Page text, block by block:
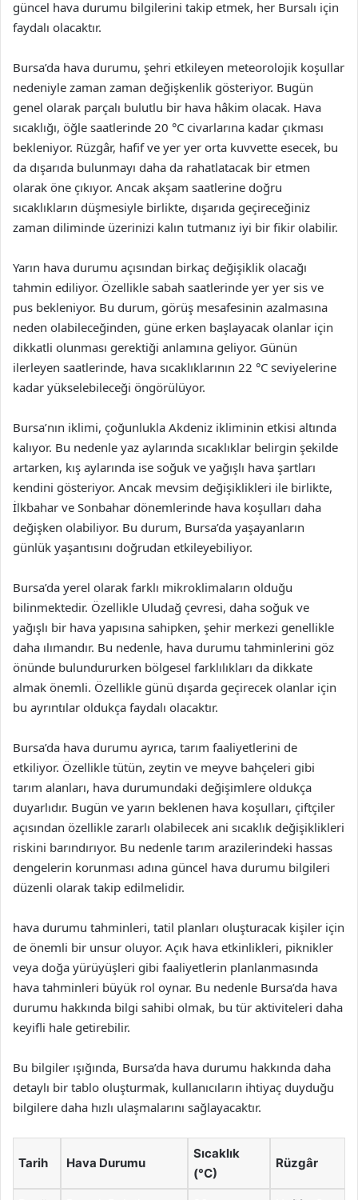
güncel hava durumu bilgilerini takip etmek, her Bursalı için
faydalı olacaktır.
Bursa’da hava durumu, şehri etkileyen meteorolojik koşullar
nedeniyle zaman zaman değişkenlik gösteriyor. Bugün
genel olarak parçalı bulutlu bir hava hâkim olacak. Hava
sıcaklığı, öğle saatlerinde 20 °C civarlarına kadar çıkması
bekleniyor. Rüzgâr, hafif ve yer yer orta kuvvette esecek, bu
da dışarıda bulunmayı daha da rahatlatacak bir etmen
olarak öne çıkıyor. Ancak akşam saatlerine doğru
sıcaklıkların düşmesiyle birlikte, dışarıda geçireceğiniz
zaman diliminde üzerinizi kalın tutmanız iyi bir fikir olabilir.
Yarın hava durumu açısından birkaç değişiklik olacağı
tahmin ediliyor. Özellikle sabah saatlerinde yer yer sis ve
pus bekleniyor. Bu durum, görüş mesafesinin azalmasına
neden olabileceğinden, güne erken başlayacak olanlar için
dikkatli olunması gerektiği anlamına geliyor. Günün
ilerleyen saatlerinde, hava sıcaklıklarının 22 °C seviyelerine
kadar yükselebileceği öngörülüyor.
Bursa’nın iklimi, çoğunlukla Akdeniz ikliminin etkisi altında
kalıyor. Bu nedenle yaz aylarında sıcaklıklar belirgin şekilde
artarken, kış aylarında ise soğuk ve yağışlı hava şartları
kendini gösteriyor. Ancak mevsim değişiklikleri ile birlikte,
İlkbahar ve Sonbahar dönemlerinde hava koşulları daha
değişken olabiliyor. Bu durum, Bursa’da yaşayanların
günlük yaşantısını doğrudan etkileyebiliyor.
Bursa’da yerel olarak farklı mikroklimaların olduğu
bilinmektedir. Özellikle Uludağ çevresi, daha soğuk ve
yağışlı bir hava yapısına sahipken, şehir merkezi genellikle
daha ılımandır. Bu nedenle, hava durumu tahminlerini göz
önünde bulundururken bölgesel farklılıkları da dikkate
almak önemli. Özellikle günü dışarda geçirecek olanlar için
bu ayrıntılar oldukça faydalı olacaktır.
Bursa’da hava durumu ayrıca, tarım faaliyetlerini de
etkiliyor. Özellikle tütün, zeytin ve meyve bahçeleri gibi
tarım alanları, hava durumundaki değişimlere oldukça
duyarlıdır. Bugün ve yarın beklenen hava koşulları, çiftçiler
açısından özellikle zararlı olabilecek ani sıcaklık değişiklikleri
riskini barındırıyor. Bu nedenle tarım arazilerindeki hassas
dengelerin korunması adına güncel hava durumu bilgileri
düzenli olarak takip edilmelidir.
hava durumu tahminleri, tatil planları oluşturacak kişiler için
de önemli bir unsur oluyor. Açık hava etkinlikleri, piknikler
veya doğa yürüyüşleri gibi faaliyetlerin planlanmasında
hava tahminleri büyük rol oynar. Bu nedenle Bursa’da hava
durumu hakkında bilgi sahibi olmak, bu tür aktiviteleri daha
keyifli hale getirebilir.
Bu bilgiler ışığında, Bursa’da hava durumu hakkında daha
detaylı bir tablo oluşturmak, kullanıcıların ihtiyaç duyduğu
bilgilere daha hızlı ulaşmalarını sağlayacaktır.
Tarih Hava Durumu
Sıcaklık
(°C)
Rüzgâr